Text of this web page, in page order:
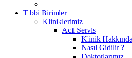
Tıbbi Birimler
Kliniklerimiz
Acil Servis
Klinik Hakkında
Nasıl Gidilir ?
Doktorlarımız